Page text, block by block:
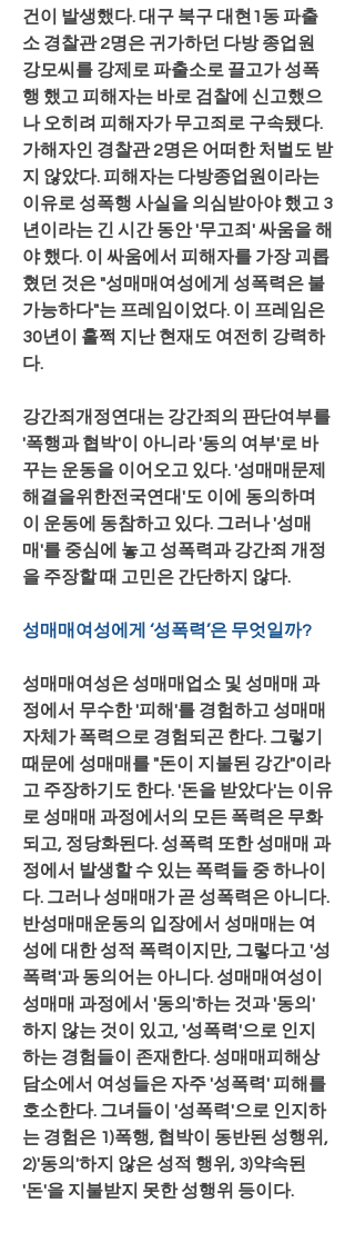
건이 발생했다. 대구 북구 대현1동 파출
소 경찰관 2명은 귀가하던 다방 종업원
강모씨를 강제로 파출소로 끌고가 성폭
행 했고 피해자는 바로 검찰에 신고했으
나 오히려 피해자가 무고죄로 구속됐다.
가해자인 경찰관 2명은 어떠한 처벌도 받
지 않았다. 피해자는 다방종업원이라는
이유로 성폭행 사실을 의심받아야 했고 3
년이라는 긴 시간 동안 '무고죄' 싸움을 해
야 했다. 이 싸움에서 피해자를 가장 괴롭
혔던 것은 "성매매여성에게 성폭력은 불
가능하다"는 프레임이었다. 이 프레임은
30년이 훌쩍 지난 현재도 여전히 강력하
다.
강간죄개정연대는 강간죄의 판단여부를
'폭행과 협박'이 아니라 '동의 여부'로 바
꾸는 운동을 이어오고 있다. '성매매문제
해결을위한전국연대'도 이에 동의하며
이 운동에 동참하고 있다. 그러나 '성매
매'를 중심에 놓고 성폭력과 강간죄 개정
을 주장할 때 고민은 간단하지 않다.
성매매여성에게 ‘성폭력’은 무엇일까?
성매매여성은 성매매업소 및 성매매 과
정에서 무수한 '피해'를 경험하고 성매매
자체가 폭력으로 경험되곤 한다. 그렇기
때문에 성매매를 "돈이 지불된 강간"이라
고 주장하기도 한다. '돈을 받았다'는 이유
로 성매매 과정에서의 모든 폭력은 무화
되고, 정당화된다. 성폭력 또한 성매매 과
정에서 발생할 수 있는 폭력들 중 하나이
다. 그러나 성매매가 곧 성폭력은 아니다.
반성매매운동의 입장에서 성매매는 여
성에 대한 성적 폭력이지만, 그렇다고 '성
폭력'과 동의어는 아니다. 성매매여성이
성매매 과정에서 '동의'하는 것과 '동의'
하지 않는 것이 있고, '성폭력'으로 인지
하는 경험들이 존재한다. 성매매피해상
담소에서 여성들은 자주 '성폭력' 피해를
호소한다. 그녀들이 '성폭력'으로 인지하
는 경험은 1)폭행, 협박이 동반된 성행위,
2)'동의'하지 않은 성적 행위, 3)약속된
'돈'을 지불받지 못한 성행위 등이다.